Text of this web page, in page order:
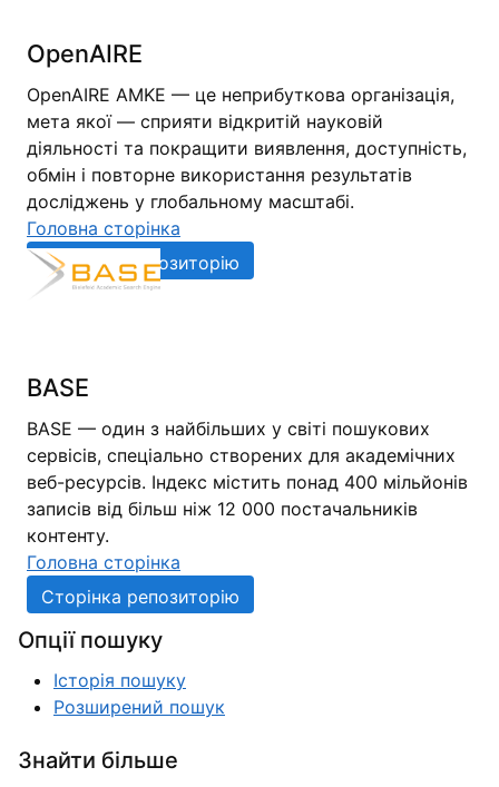
OpenAIRE
OpenAIRE AMKE — це неприбуткова організація,
мета якої — сприяти відкритій науковій
діяльності та покращити виявлення, доступність,
обмін і повторне використання результатів
досліджень у глобальному масштабі.
Головна сторінка
Сторінка репозиторію
BASE
BASE — один з найбільших у світі пошукових
сервісів, спеціально створених для академічних
веб-ресурсів. Індекс містить понад 400 мільйонів
записів від більш ніж 12 000 постачальників
контенту.
Головна сторінка
Сторінка репозиторію
Опції пошуку
Історія пошуку
Розширений пошук
Знайти більше